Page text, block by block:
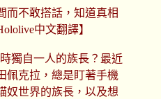
而不敢搭話，知道真相
中文翻譯】
獨自一人的族長？最近
佩克拉，總是盯著手機
奴世界的族長，以及想